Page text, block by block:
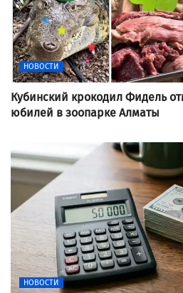
НОВОСТИ
Кубинский крокодил Фидель
юбилей в зоопарке Алматы
НОВОСТИ